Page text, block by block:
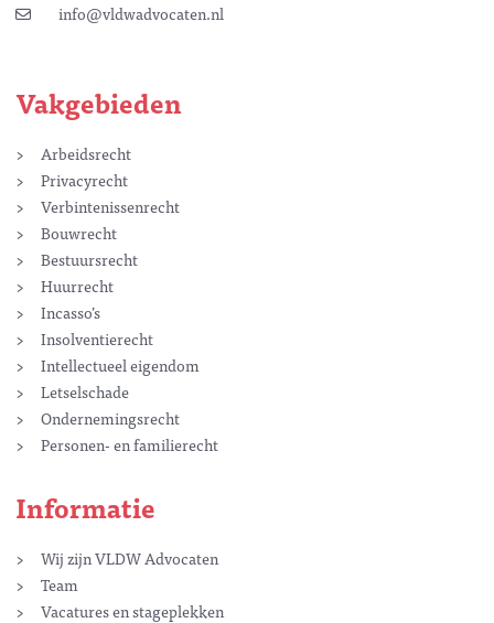
info@vldwadvocaten.nl
Vakgebieden
Arbeidsrecht
Privacyrecht
Verbintenissenrecht
Bouwrecht
Bestuursrecht
Huurrecht
Incasso’s
Insolventierecht
Intellectueel eigendom
Letselschade
Ondernemingsrecht
Personen- en familierecht
Informatie
Wij zijn VLDW Advocaten
Team
Vacatures en stageplekken